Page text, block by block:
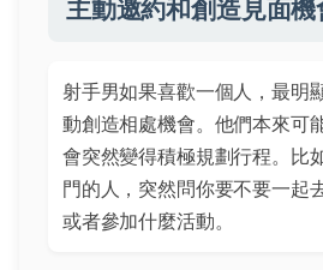
主動邀約和創造見面機
射手男如果喜歡一個人，最明
動創造相處機會。他們本來可
會突然變得積極規劃行程。比
門的人，突然問你要不要一起
或者參加什麼活動。